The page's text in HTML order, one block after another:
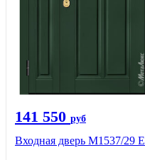
141 550 руб
Входная дверь М1537/29 Е